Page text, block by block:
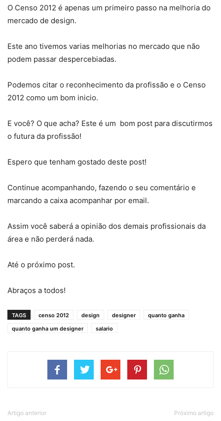
O Censo 2012 é apenas um primeiro passo na melhoria do
mercado de design.
Este ano tivemos varias melhorias no mercado que não
podem passar despercebiadas.
Podemos citar o reconhecimento da profissão e o Censo
2012 como um bom inicio.
E você? O que acha? Este é um bom post para discutirmos
o futura da profissão!
Espero que tenham gostado deste post!
Continue acompanhando, fazendo o seu comentário e
marcando a caixa acompanhar por email.
Assim você saberá a opinião dos demais profissionais da
área e não perderá nada.
Até o próximo post.
Abraços a todos!
TAGS censo 2012 design designer
quanto ganha
quanto ganha um designer
salario
Artigo anterior Próximo artigo